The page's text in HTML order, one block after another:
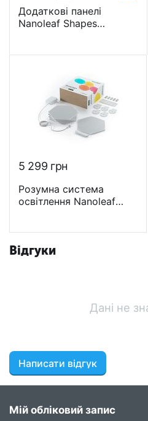
Додаткові панелі
Nanoleaf Shapes
5 299 грн
Розумна система
освітлення Nanoleaf
Відгуки
Дані не
Написати відгук
Мій обліковий запис